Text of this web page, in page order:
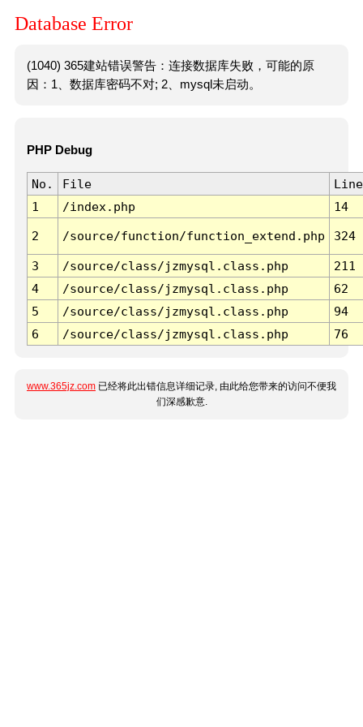
Database Error
(1040) 365建站错误警告：连接数据库失败，可能的原
因：1、数据库密码不对; 2、mysql未启动。
PHP Debug
No. File
Line
1
/index.php 14
2 /source/function/function_extend.php 324
3 /source/class/jzmysql.class.php
211
4
/source/class/jzmysql.class.php
62
5
/source/class/jzmysql.class.php
94
6
/source/class/jzmysql.class.php 76
www.365jz.com 已经将此出错信息详细记录, 由此给您带来的访问不便我
们深感歉意.